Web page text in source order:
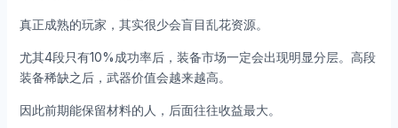
真正成熟的玩家，其实很少会盲目乱花资源。
尤其4段只有10%成功率后，装备市场一定会出现明显分层。高段
装备稀缺之后，武器价值会越来越高。
因此前期能保留材料的人，后面往往收益最大。